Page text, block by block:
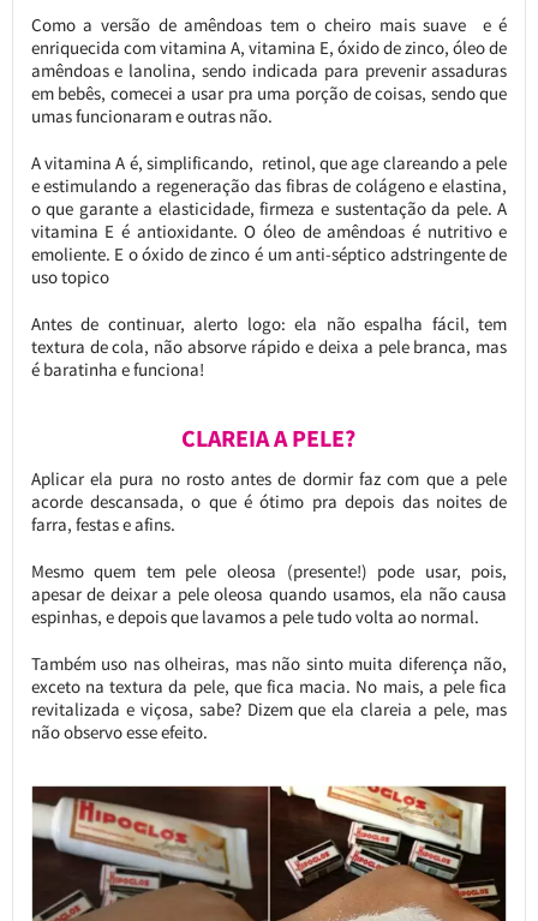
Como a versão de amêndoas tem o cheiro mais suave e é
enriquecida com vitamina A, vitamina E, óxido de zinco, óleo de
amêndoas e lanolina, sendo indicada para prevenir assaduras
em bebês, comecei a usar pra uma porção de coisas, sendo que
umas funcionaram e outras não.
A vitamina A é, simplificando, retinol, que age clareando a pele
e estimulando a regeneração das fibras de colágeno e elastina,
o que garante a elasticidade, firmeza e sustentação da pele. A
vitamina E é antioxidante. O óleo de amêndoas é nutritivo e
emoliente. E o óxido de zinco é um anti-séptico adstringente de
uso topico
Antes de continuar, alerto logo: ela não espalha fácil, tem
textura de cola, não absorve rápido e deixa a pele branca, mas
é baratinha e funciona!
CLAREIA A PELE?
Aplicar ela pura no rosto antes de dormir faz com que a pele
acorde descansada, o que é ótimo pra depois das noites de
farra, festas e afins.
Mesmo quem tem pele oleosa (presente!) pode usar, pois,
apesar de deixar a pele oleosa quando usamos, ela não causa
espinhas, e depois que lavamos a pele tudo volta ao normal.
Também uso nas olheiras, mas não sinto muita diferença não,
exceto na textura da pele, que fica macia. No mais, a pele fica
revitalizada e viçosa, sabe? Dizem que ela clareia a pele, mas
não observo esse efeito.